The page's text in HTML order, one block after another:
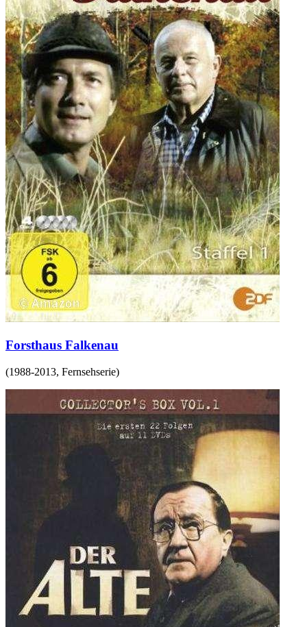
Forsthaus Falkenau
(1988-2013, Fernsehserie)